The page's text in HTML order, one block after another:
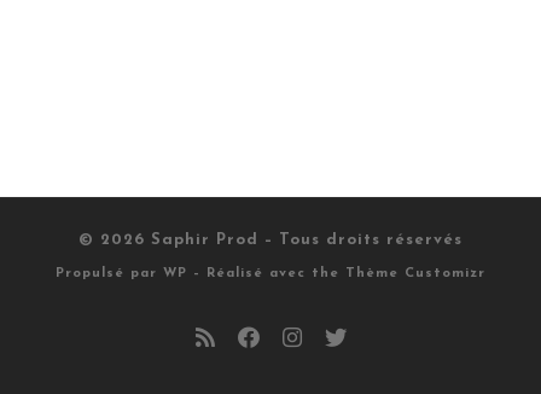
© 2026 Saphir Prod – Tous droits réservés
Propulsé par WP – Réalisé avec the Thème Customizr